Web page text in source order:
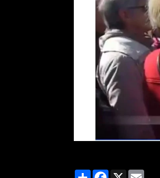
PartagerFacebook
X